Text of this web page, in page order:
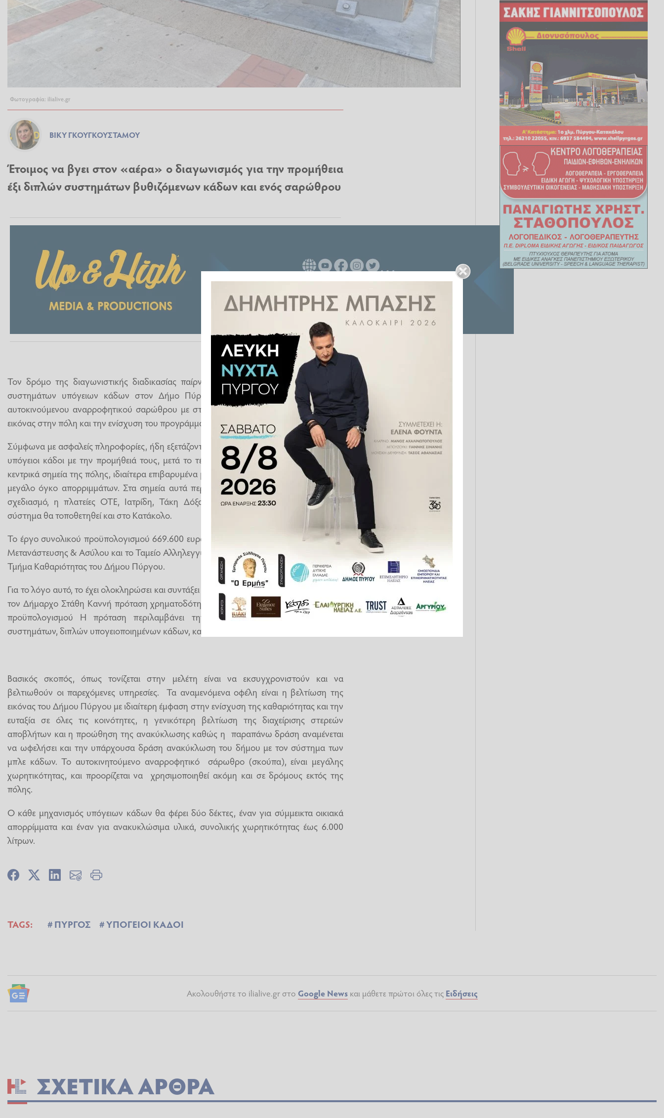
Φωτογραφία: ilialive.gr
ΒΊΚΥ ΓΚΟΥΓΚΟΥΣΤΆΜΟΥ
Έτοιμος να βγει στον «αέρα» ο διαγωνισμός για την προμήθεια
έξι διπλών συστημάτων βυθιζόμενων κάδων και ενός σαρώθρου
Τον δρόμο της διαγωνιστικής διαδικασίας παίρνει η εγκατάσταση έξι νέων, διπλών
συστημάτων υπόγειων κάδων στον Δήμο Πύργου, καθώς και η προμήθεια ενός
αυτοκινούμενου αναρροφητικού σαρώθρου με στόχο την αναβάθμιση της αισθητικής
εικόνας στην πόλη και την ενίσχυση του προγράμματος ανακύκλωσης.
Σύμφωνα με ασφαλείς πληροφορίες, ήδη εξετάζονται τα σημεία που θα τοποθετηθούν οι
υπόγειοι κάδοι με την προμήθειά τους, μετά το τέλος του διαγωνισμού. Πρόκειται για
κεντρικά σημεία της πόλης, ιδιαίτερα επιβαρυμένα με συμβατικούς κάδους που δέχονται
μεγάλο όγκο απορριμμάτων. Στα σημεία αυτά περιλαμβάνονται, με τον μέχρι στιγμής
σχεδιασμό, η πλατείες ΟΤΕ, Ιατρίδη, Τάκη Δόξα (Δικαστηρίων), ενώ ένα υπόγειο
σύστημα θα τοποθετηθεί και στο Κατάκολο.
Το έργο συνολικού προϋπολογισμού 669.600 ευρώ χρηματοδοτείται από το Υπουργείο
Μετανάστευσης & Ασύλου και το Ταμείο Αλληλεγγύης, μετά από μελέτη που κατέθεσε το
Τμήμα Καθαριότητας του Δήμου Πύργου.
Για το λόγο αυτό, το έχει ολοκληρώσει και συντάξει μελέτη προκειμένου να κατατεθεί από
τον Δήμαρχο Στάθη Καννή πρόταση χρηματοδότησης στο πρόγραμμα του Υπουργείου
προϋπολογισμού Η πρόταση περιλαμβάνει την προμήθεια και εγκατάσταση έξι
συστημάτων, διπλών υπογειοποιημένων κάδων, και την αγορά ενός
Βασικός σκοπός, όπως τονίζεται στην μελέτη είναι να εκσυγχρονιστούν και να
βελτιωθούν οι παρεχόμενες υπηρεσίες. Τα αναμενόμενα οφέλη είναι η βελτίωση της
εικόνας του Δήμου Πύργου με ιδιαίτερη έμφαση στην ενίσχυση της καθαριότητας και την
ευταξία σε όλες τις κοινότητες, η γενικότερη βελτίωση της διαχείρισης στερεών
αποβλήτων και η προώθηση της ανακύκλωσης καθώς η παραπάνω δράση αναμένεται
να ωφελήσει και την υπάρχουσα δράση ανακύκλωση του δήμου με τον σύστημα των
μπλε κάδων. Το αυτοκινητούμενο αναρροφητικό σάρωθρο (σκούπα), είναι μεγάλης
χωρητικότητας, και προορίζεται να χρησιμοποιηθεί ακόμη και σε δρόμους εκτός της
πόλης.
Ο κάθε μηχανισμός υπόγειων κάδων θα φέρει δύο δέκτες, έναν για σύμμεικτα οικιακά
απορρίμματα και έναν για ανακυκλώσιμα υλικά, συνολικής χωρητικότητας έως 6.000
λίτρων.
TAGS: ΠΥΡΓΟΣ ΥΠΟΓΕΙΟΙ ΚΑΔΟΙ
Ακολουθήστε το ilialive.gr στο Google Newsκαι μάθετε πρώτοι όλες τις Ειδήσεις
ΣΧΕΤΙΚΆ ΆΡΘΡΑ